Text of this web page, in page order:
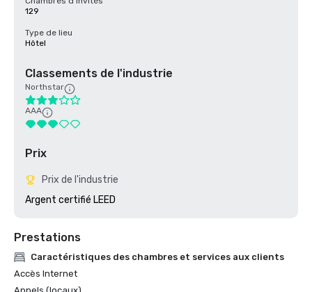
129
Type de lieu
Hôtel
Classements de l'industrie
Northstar
AAA
Prix
Prix de l'industrie
Argent certifié LEED
Prestations
Caractéristiques des chambres et services aux clients
Accès Internet